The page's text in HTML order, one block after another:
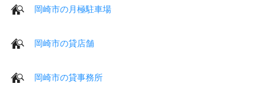
岡崎市の月極駐車場
岡崎市の貸店舗
岡崎市の貸事務所